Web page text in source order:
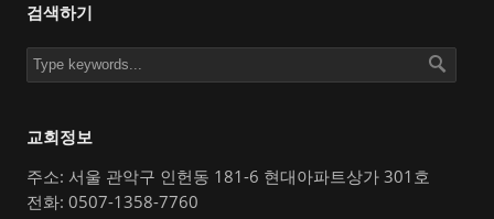
검색하기
교회정보
주소: 서울 관악구 인헌동 181-6 현대아파트상가 301호
전화: 0507-1358-7760